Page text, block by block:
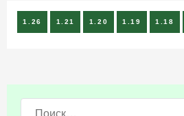
1.26 1.21 1.20 1.19 1.18
Поиск: